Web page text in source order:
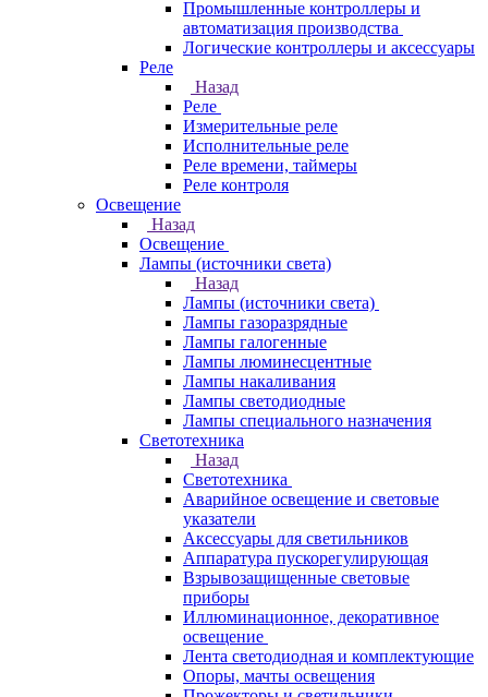
Промышленные контроллеры и
автоматизация производства
Логические контроллеры и аксессуары
Реле
Назад
Реле
Измерительные реле
Исполнительные реле
Реле времени, таймеры
Реле контроля
Освещение
Назад
Освещение
Лампы (источники света)
Назад
Лампы (источники света)
Лампы газоразрядные
Лампы галогенные
Лампы люминесцентные
Лампы накаливания
Лампы светодиодные
Лампы специального назначения
Светотехника
Назад
Светотехника
Аварийное освещение и световые
указатели
Аксессуары для светильников
Аппаратура пускорегулирующая
Взрывозащищенные световые
приборы
Иллюминационное, декоративное
освещение
Лента светодиодная и комплектующие
Опоры, мачты освещения